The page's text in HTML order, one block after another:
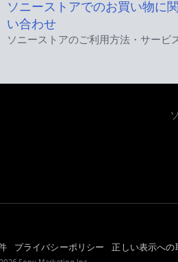
ソニーストアでのお買い物に
い合わせ
ソニーストアのご利用方法・サービ
プライバシーポリシー 正しい表示への